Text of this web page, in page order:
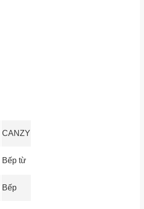
CANZY
Bếp từ
Bếp